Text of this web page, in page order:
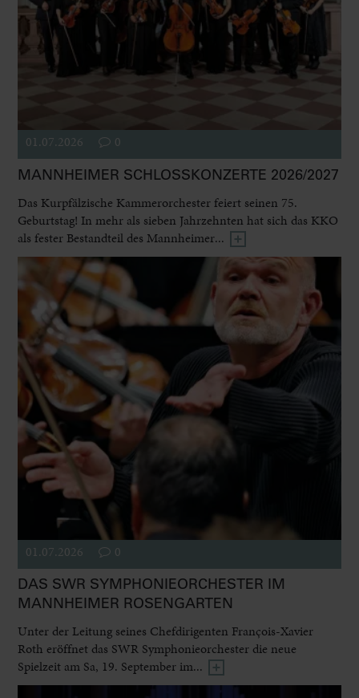
01.07.2026 0
MANNHEIMER SCHLOSSKONZERTE 2026/2027
Das Kurpfälzische Kammerorchester feiert seinen 75.
Geburtstag! In mehr als sieben Jahrzehnten hat sich das KKO
als fester Bestandteil des Mannheimer...
01.07.2026 0
DAS SWR SYMPHONIEORCHESTER IM
MANNHEIMER ROSENGARTEN
Unter der Leitung seines Chefdirigenten François-Xavier
Roth eröffnet das SWR Symphonieorchester die neue
Spielzeit am Sa, 19. September im...